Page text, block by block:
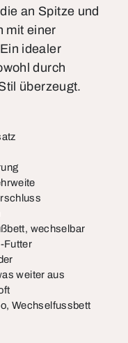
an Spitze und
mit einer
idealer
durch
überzeugt.
wechselbar
Futter
weiter aus
Wechselfussbett